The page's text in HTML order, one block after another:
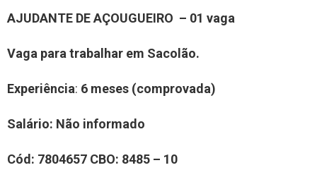
AJUDANTE DE AÇOUGUEIRO – 01 vaga
Vaga para trabalhar em Sacolão.
Experiência: 6 meses (comprovada)
Salário: Não informado
Cód: 7804657 CBO: 8485 – 10